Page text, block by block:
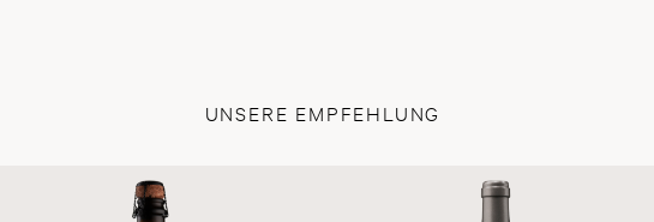
UNSERE EMPFEHLUNG